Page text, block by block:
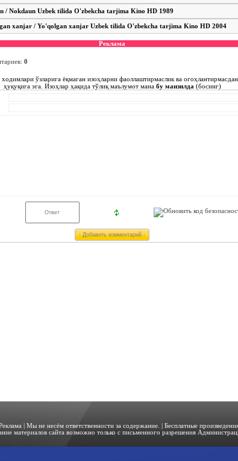
/ Nokdaun Uzbek tilida O'zbekcha tarjima Kino HD 1989
xanjar / Yo'qolgan xanjar Uzbek tilida O'zbekcha tarjima Kino HD 2004
Реклама
: 0
ўзларига ёқмаган изоҳларни фаоллаштирмаслик ва
ҳуқуқига эга. Изоҳлар ҳақида тўлиқ маълумот манабу манзилда (босинг)
| Мы не несём ответственности за содержание. | Бесплатные
материалов сайта возможно только с письменного разрешения